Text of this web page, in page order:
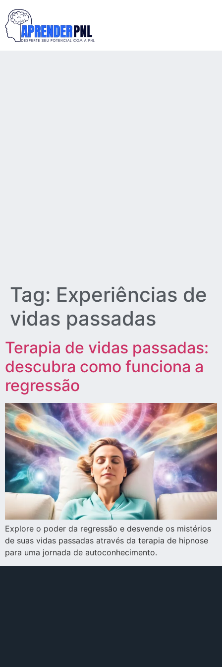
Tag: Experiências de
vidas passadas
Terapia de vidas passadas:
descubra como funciona a
regressão
Explore o poder da regressão e desvende os mistérios
de suas vidas passadas através da terapia de hipnose
para uma jornada de autoconhecimento.